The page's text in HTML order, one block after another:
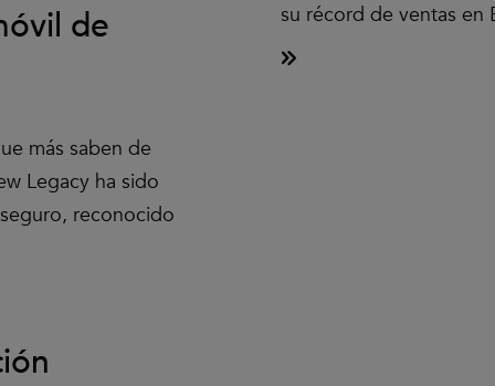
de
más saben de
Legacy ha sido
reconocido
su récord de ventas en